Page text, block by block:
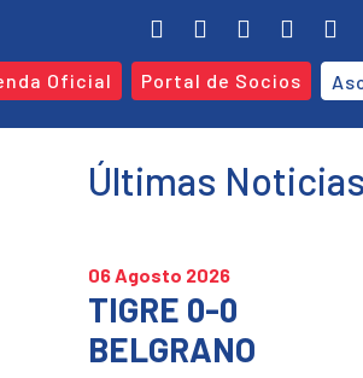
Oficial Portal de Socios
Últimas Noticias
06 Agosto 2026
TIGRE 0-0
BELGRANO